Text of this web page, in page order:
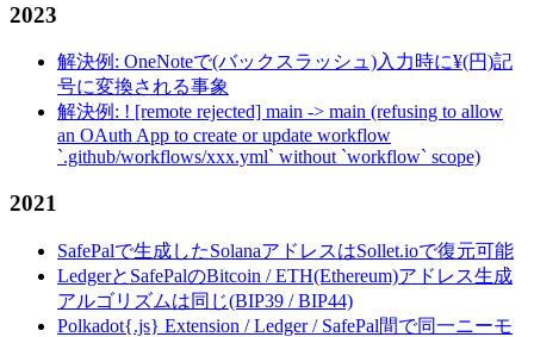
2023
解決例: OneNoteで(バックスラッシュ)入力時に¥(円)記
号に変換される事象
解決例: ! [remote rejected] main -> main (refusing to allow
an OAuth App to create or update workflow
`.github/workflows/xxx.yml` without `workflow` scope)
2021
SafePalで生成したSolanaアドレスはSollet.ioで復元可能
LedgerとSafePalのBitcoin / ETH(Ethereum)アドレス生成
アルゴリズムは同じ(BIP39 / BIP44)
Polkadot{.js} Extension / Ledger / SafePal間で同一ニーモ